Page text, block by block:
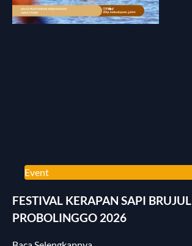
Event
FESTIVAL KERAPAN SAPI BRUJUL
PROBOLINGGO 2026